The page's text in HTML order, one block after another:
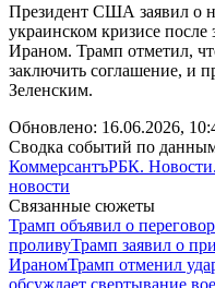
Президент США заявил о
украинском кризисе
Ираном. Трамп отметил,
заключить соглашение, и
Зеленским.
Обновлено: 16.06.2026,
Сводка событий по
КоммерсантъРБК.
новости
Связанные сюжеты
Трамп объявил о
проливуТрамп заявил о
ИраномТрамп отменил
обсуждает свертывание